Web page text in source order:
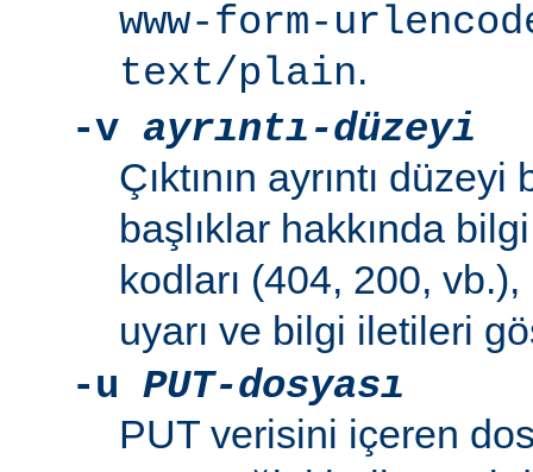
www-form-
text/plain.
-v ayrıntı-düzeyi
Çıktının ayrıntı
başlıklar hakkında
kodları (404, 200, vb.),
uyarı ve bilgi iletileri
-u PUT-dosyası
PUT verisini içeren